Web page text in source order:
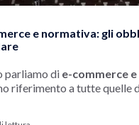
e normativa: gli
parliamo di e-commerce
riferimento a tutte quelle